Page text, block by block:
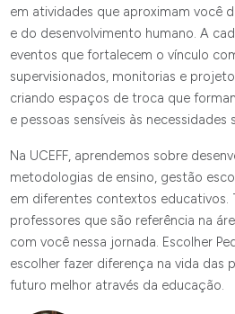
em atividades que aproximam você
e do desenvolvimento humano. A
eventos que fortalecem o vínculo
supervisionados, monitorias e
criando espaços de troca que
e pessoas sensíveis às necessidades
Na UCEFF, aprendemos sobre
metodologias de ensino, gestão
em diferentes contextos
professores que são referência na
com você nessa jornada. Escolher
escolher fazer diferença na vida das
futuro melhor através da educação.